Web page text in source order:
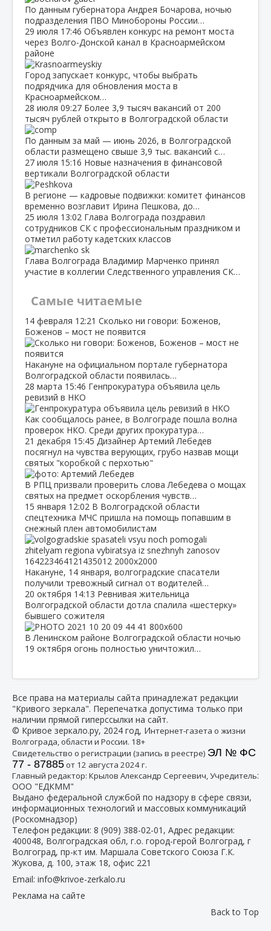
По данным губернатора Андрея Бочарова, ночью
подразделения ПВО Минобороны России…
29 июля 17:46 Объявлен конкурс на ремонт моста
через Волго‑Донской канал в Красноармейском
районе
Город запускает конкурс, чтобы выбрать
подрядчика для обновления моста в
Красноармейском…
28 июля 09:27 Более 3,9 тысяч вакансий от 200
тысяч рублей открыто в Волгоградской области
По данным за май — июнь 2026, в Волгоградской
области размещено свыше 3,9 тыс. вакансий с…
27 июля 15:16 Новые назначения в финансовой
вертикали Волгоградской области
В регионе — кадровые подвижки: комитет финансов
временно возглавит Ирина Пешкова, до…
25 июля 13:02 Глава Волгограда поздравил
сотрудников СК с профессиональным праздником и
отметил работу кадетских классов
Глава Волгограда Владимир Марченко принял
участие в коллегии Следственного управления СК…
Самые читаемые
14 февраля 12:21 Сколько ни говори: Боженов,
Боженов – мост не появится
Накануне на официальном портале губернатора
Волгоградской области появилась…
28 марта 15:46 Генпрокуратура объявила цель
ревизий в НКО
Как сообщалось ранее, в Волгограде пошла волна
проверок НКО. Среди других прокуратура…
21 декабря 15:45 Дизайнер Артемий Лебедев
посягнул на чувства верующих, грубо назвав мощи
святых "коробкой с перхотью"
В РПЦ призвали проверить слова Лебедева о мощах
святых на предмет оскорбления чувств…
15 января 12:02 В Волгоградской области
спецтехника МЧС пришла на помощь попавшим в
снежный плен автомобилистам
Накануне, 14 января, волгоградские спасатели
получили тревожный сигнал от водителей…
20 октября 14:13 Ревнивая жительница
Волгоградской области дотла спалила «шестерку»
бывшего сожителя
В Ленинском районе Волгоградской области ночью
19 октября огонь полностью уничтожил…
Все права на материалы сайта принадлежат редакции
"Кривого зеркала". Перепечатка допустима только при
наличии прямой гиперссылки на сайт.
© Кривое зеркало.ру, 2024 год, Интернет-газета о жизни
Волгограда, области и России. 18+
Свидетельство о регистрации (запись в реестре) ЭЛ № ФС
77 - 87885от 12 августа 2024 г.
Главный редактор: Крылов Александр Сергеевич, Учредитель:
ООО "ЕДКММ"
Выдано федеральной службой по надзору в сфере связи,
информационных технологий и массовых коммуникаций
(Роскомнадзор)
Телефон редакции: 8 (909) 388-02-01 , Адрес редакции:
400048, Волгоградская обл, г.о. город-герой Волгоград, г
Волгоград, пр-кт им. Маршала Советского Союза Г.К.
Жукова, д. 100, этаж 18, офис 221
Email: info@krivoe-zerkalo.ru
Реклама на сайте
Back to Top